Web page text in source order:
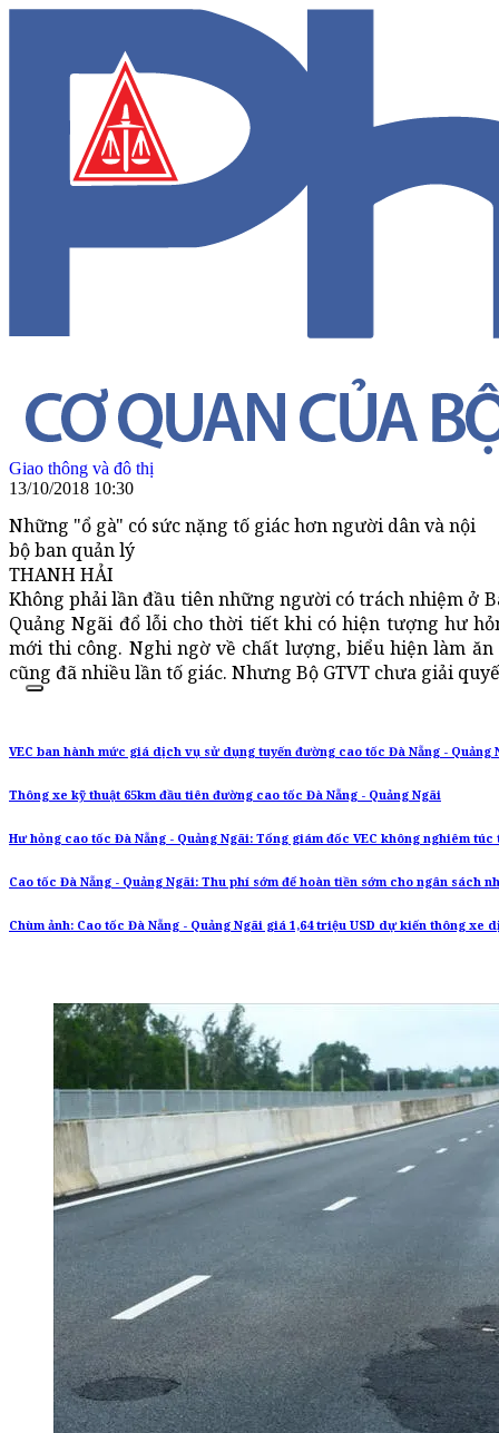
Giao thông và đô thị
13/10/2018 10:30
Những "ổ gà" có sức nặng tố giác hơn người dân và nội
bộ ban quản lý
THANH HẢI
Không phải lần đầu tiên những người có trách nhiệm ở
Quảng Ngãi đổ lỗi cho thời tiết khi có hiện tượng hư
mới thi công. Nghi ngờ về chất lượng, biểu hiện làm
cũng đã nhiều lần tố giác. Nhưng Bộ GTVT chưa giải
VEC ban hành mức giá dịch vụ sử dụng tuyến đường cao tốc Đà Nẵng - Quảng
Thông xe kỹ thuật 65km đầu tiên đường cao tốc Đà Nẵng - Quảng Ngãi
Hư hỏng cao tốc Đà Nẵng - Quảng Ngãi: Tổng giám đốc VEC không nghiêm
Cao tốc Đà Nẵng - Quảng Ngãi: Thu phí sớm để hoàn tiền sớm cho ngân sách
Chùm ảnh: Cao tốc Đà Nẵng - Quảng Ngãi giá 1,64 triệu USD dự kiến thông xe